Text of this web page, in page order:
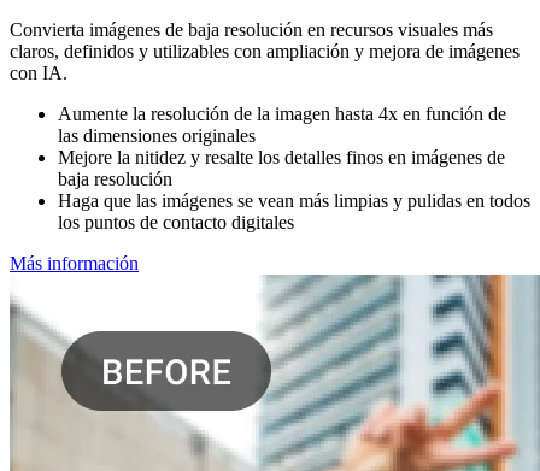
Convierta imágenes de baja resolución en recursos visuales más
claros, definidos y utilizables con ampliación y mejora de imágenes
con IA.
Aumente la resolución de la imagen hasta 4x en función de
las dimensiones originales
Mejore la nitidez y resalte los detalles finos en imágenes de
baja resolución
Haga que las imágenes se vean más limpias y pulidas en todos
los puntos de contacto digitales
Más información